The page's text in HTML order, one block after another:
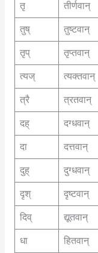
तृ तीर्णवान्
तुष् तुष्टवान्
तृप् तृप्तवान्
त्यज् त्यक्तवान्
त्रै त्रतवान्
दह् दग्धवान्
दा दत्तवान्
दुह् दुग्धवान्
दृश् दृष्टवान्
दिव् द्यूतवान्
धा हितवान्